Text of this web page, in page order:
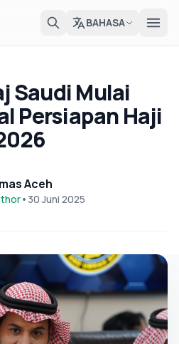
BAHASA
Saudi Mulai
Persiapan Haji
Aceh
• 30 Juni 2025